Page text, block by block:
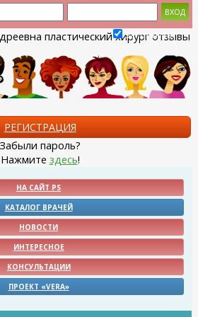
Запомнить?
РЕГИСТРАЦИЯ
Забыли пароль?
Нажмите здесь!
НА САЙТ PS
КАТАЛОГ ВРАЧЕЙ
НОВОСТИ
ИНТЕРЕСНОЕ
КОНСУЛЬТАЦИИ
ПРОЕКТ «VERA»